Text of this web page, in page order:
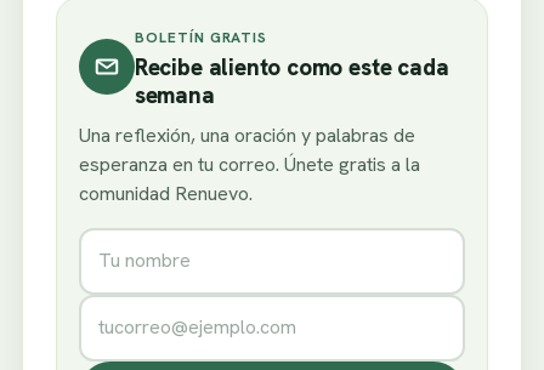
BOLETÍN GRATIS
Recibe aliento como este cada
semana
Una reflexión, una oración y palabras de
esperanza en tu correo. Únete gratis a la
comunidad Renuevo.
Nombre
Correo electrónico